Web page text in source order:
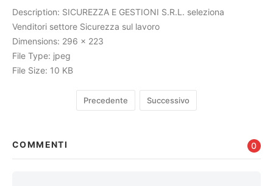
Description: SICUREZZA E GESTIONI S.R.L. seleziona
Venditori settore Sicurezza sul lavoro
Dimensions: 296 x 223
File Type: jpeg
File Size: 10 KB
Precedente Successivo
COMMENTI 0